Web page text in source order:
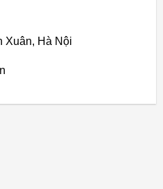
Xuân, Hà Nội